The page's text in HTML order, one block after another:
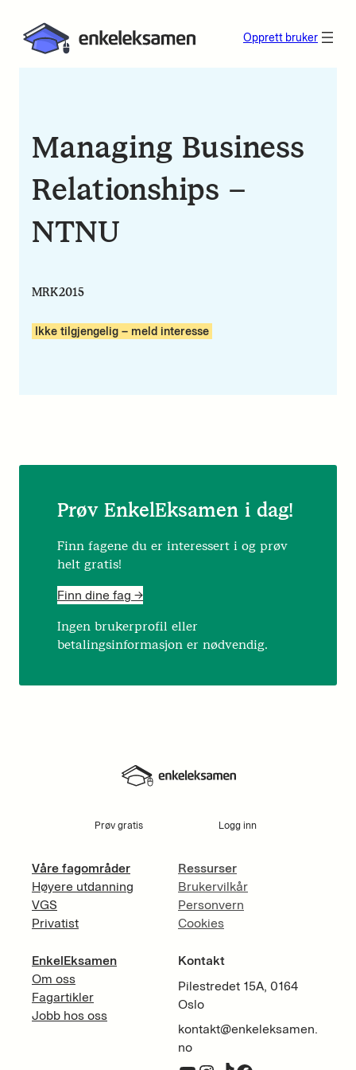
Opprett bruker
Managing Business
Relationships –
NTNU
MRK2015
Ikke tilgjengelig – meld interesse
Prøv EnkelEksamen i dag!
Finn fagene du er interessert i og prøv
helt gratis!
Finn dine fag ->
Ingen brukerprofil eller
betalingsinformasjon er nødvendig.
Prøv gratis Logg inn
Våre fagområder
Høyere utdanning
VGS
Privatist
EnkelEksamen
Om oss
Fagartikler
Jobb hos oss
Ressurser
Brukervilkår
Personvern
Cookies
Kontakt
Pilestredet 15A, 0164
Oslo
kontakt@enkeleksamen.
no